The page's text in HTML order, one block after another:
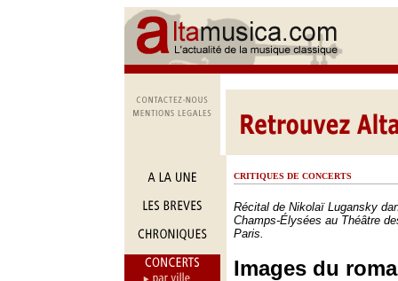
CRITIQUES DE CONCERTS
Récital de Nikolaï Lugansky
Champs-Élysées au Théâtre
Paris.
Images du